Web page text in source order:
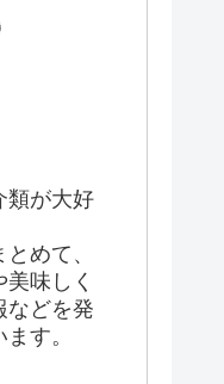
類が大好
めて、
味しく
などを発
す。